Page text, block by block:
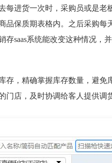
每进货一次时，采购员或是
品保质期表格内。之后采购
存saas系统能改变这种情况，
存，精确掌握库存数量，避
门店，及时协调给客人提供调